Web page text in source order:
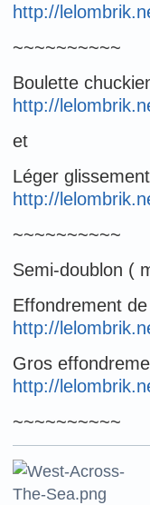
http://
~~~~~~~~~~
Boulette
http://
et
Léger
http://
~~~~~~~~~~
Semi-doublon (
Effondrement
http://
Gros
http://
~~~~~~~~~~